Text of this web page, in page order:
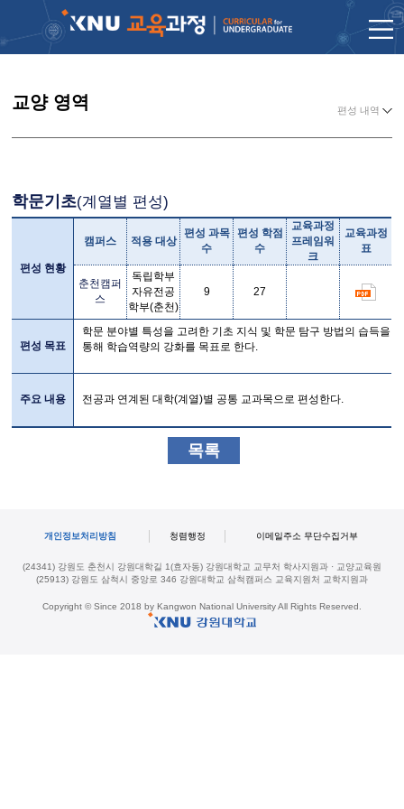
교양 영역 편성 내역
학문기초(계열별 편성)
편성 현황
캠퍼스 적용 대상
편성 과목
수
편성 학점
수
교육과정
프레임워
크
교육과정
표
춘천캠퍼
스
독립학부
자유전공
학부(춘천)
9 27
편성 목표
학문 분야별 특성을 고려한 기초 지식 및 학문 탐구 방법의 습득을
통해 학습역량의 강화를 목표로 한다.
주요 내용 전공과 연계된 대학(계열)별 공통 교과목으로 편성한다.
목록
개인정보처리방침 청렴행정 이메일주소 무단수집거부
(24341) 강원도 춘천시 강원대학길 1(효자동) 강원대학교 교무처 학사지원과 · 교양교육원
(25913) 강원도 삼척시 중앙로 346 강원대학교 삼척캠퍼스 교육지원처 교학지원과
Copyright © Since 2018 by Kangwon National University All Rights Reserved.